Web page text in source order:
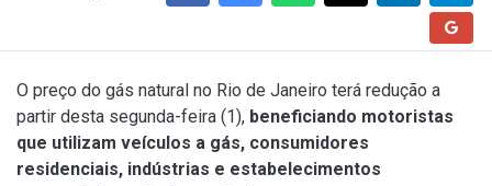
O preço do gás natural no Rio de Janeiro terá redução a
partir desta segunda-feira (1), beneficiando motoristas
que utilizam veículos a gás, consumidores
residenciais, indústrias e estabelecimentos